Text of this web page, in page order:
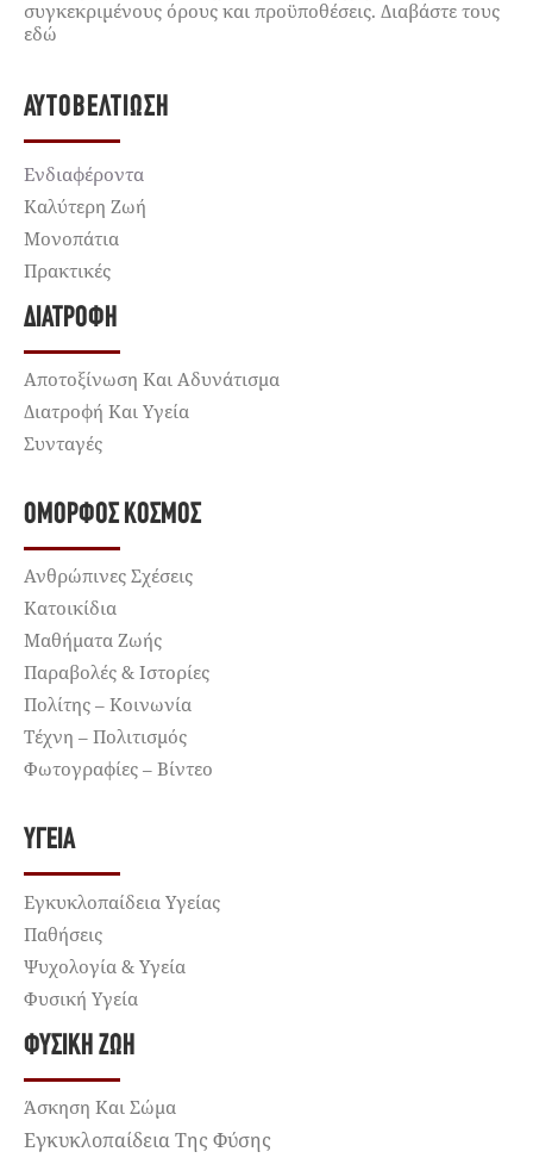
συγκεκριμένους όρους και προϋποθέσεις. Διαβάστε τους
εδώ
ΑΥΤΟΒΕΛΤΊΩΣΗ
Ενδιαφέροντα
Καλύτερη Ζωή
Μονοπάτια
Πρακτικές
ΔΙΑΤΡΟΦΉ
Αποτοξίνωση Και Αδυνάτισμα
Διατροφή Και Υγεία
Συνταγές
ΌΜΟΡΦΟΣ ΚΌΣΜΟΣ
Ανθρώπινες Σχέσεις
Κατοικίδια
Μαθήματα Ζωής
Παραβολές & Ιστορίες
Πολίτης – Κοινωνία
Τέχνη – Πολιτισμός
Φωτογραφίες – Βίντεο
ΥΓΕΊΑ
Εγκυκλοπαίδεια Υγείας
Παθήσεις
Ψυχολογία & Υγεία
Φυσική Υγεία
ΦΥΣΙΚΉ ΖΩΉ
Άσκηση Και Σώμα
Εγκυκλοπαίδεια Της Φύσης